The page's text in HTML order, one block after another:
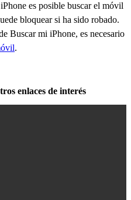
es posible buscar el móvil
bloquear si ha sido robado.
Buscar mi iPhone, es necesario
.
enlaces de interés